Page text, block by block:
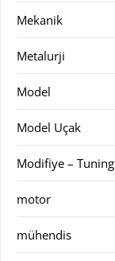
Mekanik
Metalurji
Model
Model Uçak
Modifiye – Tuning
motor
mühendis